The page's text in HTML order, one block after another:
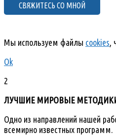
СВЯЖИТЕСЬ СО МНОЙ
Мы используем файлы cookies
Ok
2
ЛУЧШИЕ МИРОВЫЕ
Одно из направлений нашей
всемирно известных программ.